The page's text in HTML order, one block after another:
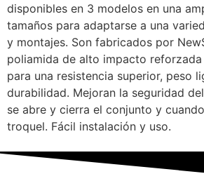
disponibles en 3 modelos en una
tamaños para adaptarse a una
y montajes. Son fabricados por
poliamida de alto impacto
para una resistencia superior, peso
durabilidad. Mejoran la seguridad
se abre y cierra el conjunto y
troquel. Fácil instalación y uso.